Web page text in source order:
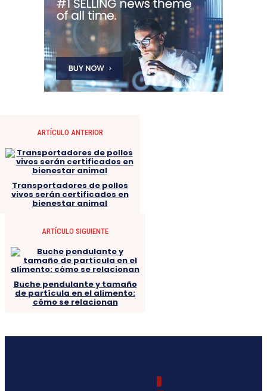
ARTÍCULO ANTERIOR
Transportadores de pollos
vivos serán certificados en
bienestar animal
ARTÍCULO SIGUIENTE
Buche pendulante y tamaño
de partícula en el alimento:
cómo se relacionan